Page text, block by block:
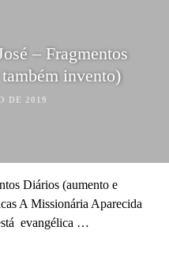
– Fragmentos
invento)
DE 2019
Diários (aumento e
A Missionária Aparecida
evangélica …